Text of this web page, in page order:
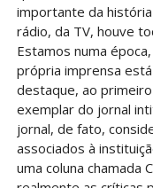
importante da
rádio, da TV, houve
Estamos numa
própria imprensa
destaque, ao
exemplar do jornal
jornal, de fato,
associados à
uma coluna chamada